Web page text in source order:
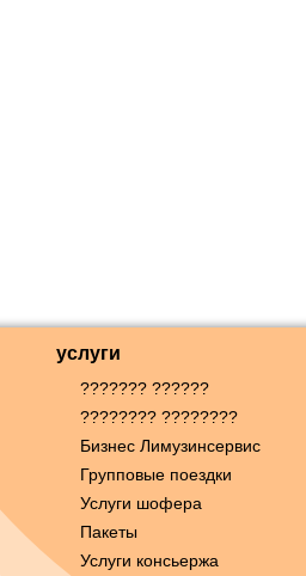
услуги
??????? ??????
???????? ????????
Бизнес Лимузинсервис
Групповые поездки
Услуги шофера
Пакеты
Услуги консьержа